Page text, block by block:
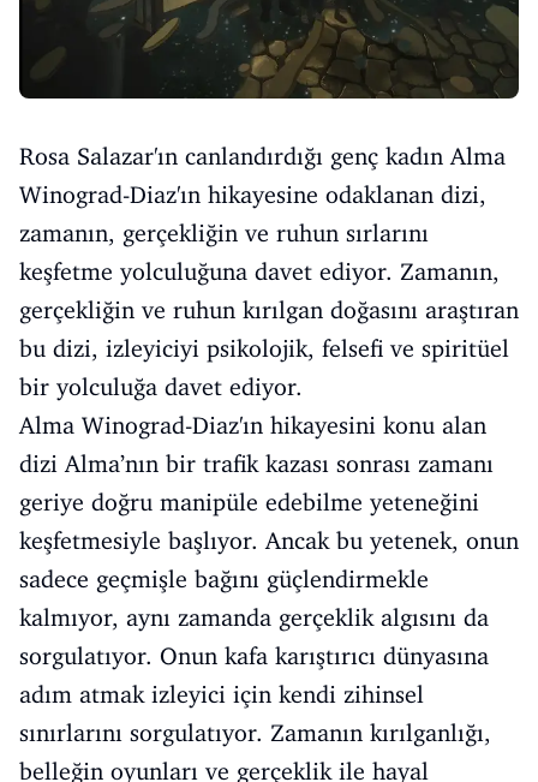
Rosa Salazar'ın canlandırdığı genç kadın Alma
Winograd-Diaz'ın hikayesine odaklanan dizi,
zamanın, gerçekliğin ve ruhun sırlarını
keşfetme yolculuğuna davet ediyor. Zamanın,
gerçekliğin ve ruhun kırılgan doğasını araştıran
bu dizi, izleyiciyi psikolojik, felsefi ve spiritüel
bir yolculuğa davet ediyor.
Alma Winograd-Diaz'ın hikayesini konu alan
dizi Alma’nın bir trafik kazası sonrası zamanı
geriye doğru manipüle edebilme yeteneğini
keşfetmesiyle başlıyor. Ancak bu yetenek, onun
sadece geçmişle bağını güçlendirmekle
kalmıyor, aynı zamanda gerçeklik algısını da
sorgulatıyor. Onun kafa karıştırıcı dünyasına
adım atmak izleyici için kendi zihinsel
sınırlarını sorgulatıyor. Zamanın kırılganlığı,
belleğin oyunları ve gerçeklik ile hayal